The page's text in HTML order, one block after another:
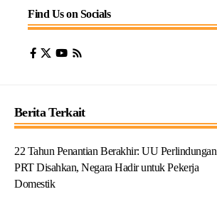
Find Us on Socials
Berita Terkait
22 Tahun Penantian Berakhir: UU Perlindungan
PRT Disahkan, Negara Hadir untuk Pekerja
Domestik